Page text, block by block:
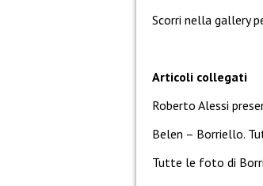
Scorri nella gallery
Articoli collegati
Roberto Alessi
Belen – Borriello.
Tutte le foto di